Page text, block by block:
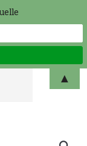
Search
▲